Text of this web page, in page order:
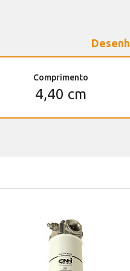
Comprimento
4,40 cm